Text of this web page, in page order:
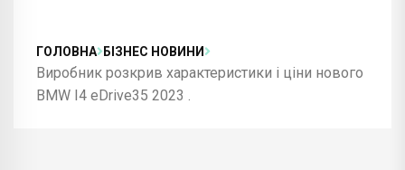
ГОЛОВНА БІЗНЕС НОВИНИ
Виробник розкрив характеристики і ціни нового
BMW I4 eDrive35 2023 .